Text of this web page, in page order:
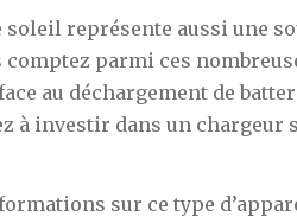
représente aussi une
parmi ces
au déchargement de
à investir dans un chargeur
sur ce type